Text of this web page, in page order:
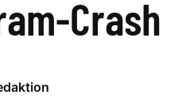
Crash